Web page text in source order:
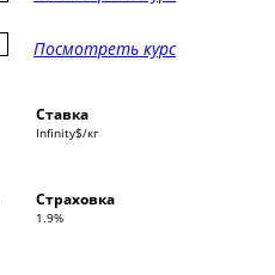
Ставка
Infinity$/кг
Страховка
1.9%
Посмотреть курс